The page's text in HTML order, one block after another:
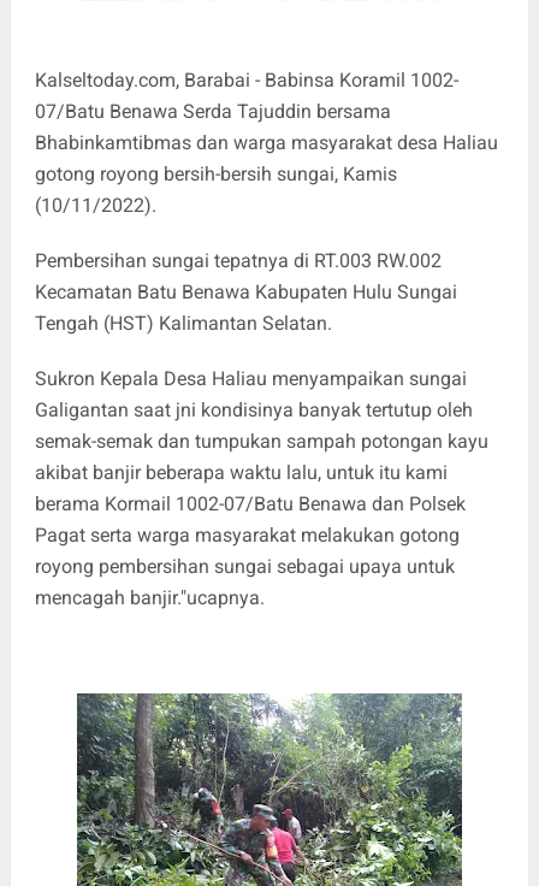
Kalseltoday.com, Barabai - Babinsa Koramil 1002-
07/Batu Benawa Serda Tajuddin bersama
Bhabinkamtibmas dan warga masyarakat desa Haliau
gotong royong bersih-bersih sungai, Kamis
(10/11/2022).
Pembersihan sungai tepatnya di RT.003 RW.002
Kecamatan Batu Benawa Kabupaten Hulu Sungai
Tengah (HST) Kalimantan Selatan.
Sukron Kepala Desa Haliau menyampaikan sungai
Galigantan saat jni kondisinya banyak tertutup oleh
semak-semak dan tumpukan sampah potongan kayu
akibat banjir beberapa waktu lalu, untuk itu kami
berama Kormail 1002-07/Batu Benawa dan Polsek
Pagat serta warga masyarakat melakukan gotong
royong pembersihan sungai sebagai upaya untuk
mencagah banjir."ucapnya.